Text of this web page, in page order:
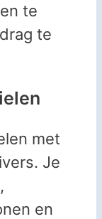
te
te
met
Je
en